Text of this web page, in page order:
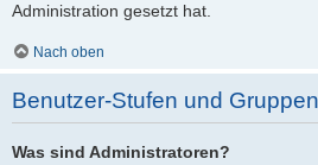
Administration gesetzt hat.
Nach oben
Benutzer-Stufen und Gruppen
Was sind Administratoren?